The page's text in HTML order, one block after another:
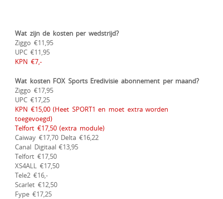
Wat zijn de kosten per wedstrijd?
Ziggo €11,95
UPC €11,95
KPN €7,-
Wat kosten FOX Sports Eredivisie abonnement per maand?
Ziggo €17,95
UPC €17,25
KPN €15,00 (Heet SPORT1 en moet extra worden
toegevoegd)
Telfort €17,50 (extra module)
Caiway €17,70 Delta €16,22
Canal Digitaal €13,95
Telfort €17,50
XS4ALL €17,50
Tele2 €16,-
Scarlet €12,50
Fype €17,25